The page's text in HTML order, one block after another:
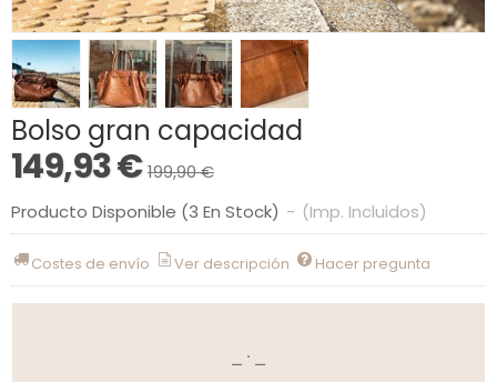
Bolso gran capacidad
149,93 €199,90 €
Producto Disponible (3 En Stock) - (Imp. Incluidos)
Costes de envío Ver descripción Hacer pregunta